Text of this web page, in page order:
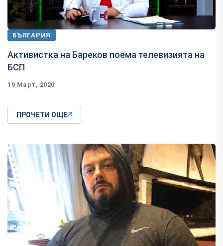
БЪЛГАРИЯ
Активистка на Бареков поема телевизията на
БСП
19 Март, 2020
ПРОЧЕТИ ОЩЕ